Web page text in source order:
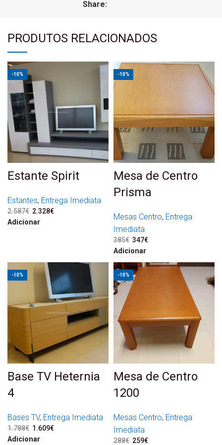
Share:
PRODUTOS RELACIONADOS
-10%
Estante Spirit
Estantes, Entrega Imediata
2.587€ O preço original era:
2.587€.
2.328€
Adicionar
-10%
Mesa de Centro
Prisma
Mesas Centro, Entrega
Imediata
385€ O preço original era:
385€.
347€
Adicionar
-10%
Base TV Heternia
4
Bases TV, Entrega Imediata
1.788€ O preço original era:
1.788€.
1.609€
Adicionar
-10%
Mesa de Centro
1200
Mesas Centro, Entrega
Imediata
288€ O preço original era:
259€